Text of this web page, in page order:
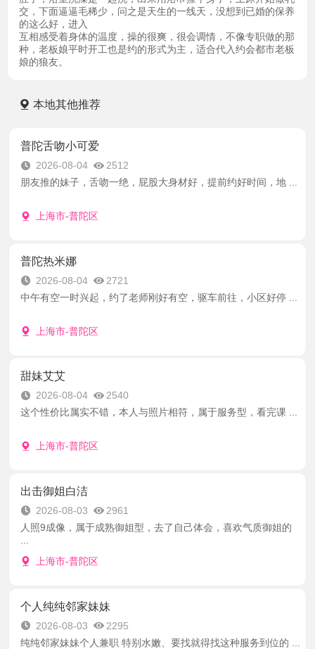
交，下面逼逼毛稀少，问之是天生的一线天，没想到已婚的保养
的这么好，进入
互相感受着身体的温度，操的很爽，很会调情，不像专职做的那
种，老板娘平时开工也是约的形式为主，适合代入约会都市老板
娘的狼友。
本地其他推荐
普陀舌吻小可爱
2026-08-04
2512
朋友推的妹子，舌吻一绝，屁股大身材好，提前约好时间，地 ...
上海市-普陀区
普陀热米娜
2026-08-04
2721
中午有空一时兴起，约了老师刚好有空，驱车前往，小区好停 ...
上海市-普陀区
甜妹艾艾
2026-08-04
2540
这个性价比属实不错，本人与照片相符，属于服务型，看完课 ...
上海市-普陀区
出击御姐白洁
2026-08-03
2961
人照9成像，属于成熟御姐型，去了自己体会，喜欢气质御姐的
上海市-普陀区
个人纯纯邻家妹妹
2026-08-03
2295
纯纯邻家妹妹个人兼职 特别水嫩、要找就得找这种服务到位的 ...